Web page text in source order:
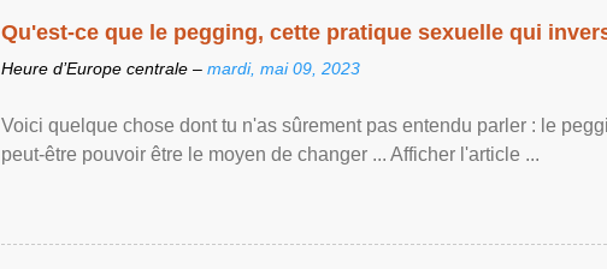
Qu'est-ce que le pegging, cette pratique sexuelle qui
Heure d’Europe centrale – mardi, mai 09, 2023
Voici quelque chose dont tu n'as sûrement pas entendu parler : le
peut-être pouvoir être le moyen de changer ... Afficher l'article ...